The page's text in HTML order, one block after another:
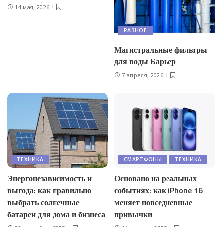
14 мая, 2026
РАЗНОЕ
Магистральные фильтры
для воды Барьер
7 апреля, 2026
ТЕХНИКА
Энергонезависимость и
выгода: как правильно
выбрать солнечные
батареи для дома и бизнеса
СМАРТФОНЫ ТЕХНИКА
Основано на реальных
событиях: как iPhone 16
меняет повседневные
привычки